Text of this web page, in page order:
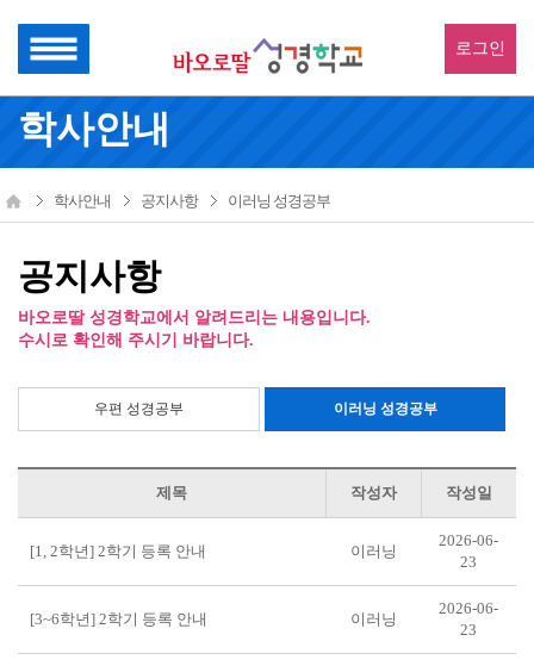
로그인
학사안내
학사안내 공지사항 이러닝 성경공부
공지사항
바오로딸 성경학교에서 알려드리는 내용입니다.
수시로 확인해 주시기 바랍니다.
우편 성경공부 이러닝 성경공부
제목 작성자 작성일
[1, 2학년] 2학기 등록 안내 이러닝
2026-06-
23
[3~6학년] 2학기 등록 안내 이러닝
2026-06-
23